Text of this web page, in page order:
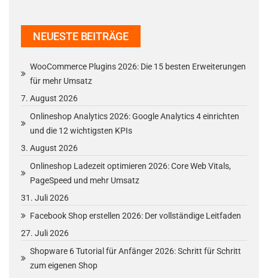
NEUESTE BEITRÄGE
WooCommerce Plugins 2026: Die 15 besten Erweiterungen
für mehr Umsatz
7. August 2026
Onlineshop Analytics 2026: Google Analytics 4 einrichten
und die 12 wichtigsten KPIs
3. August 2026
Onlineshop Ladezeit optimieren 2026: Core Web Vitals,
PageSpeed und mehr Umsatz
31. Juli 2026
Facebook Shop erstellen 2026: Der vollständige Leitfaden
27. Juli 2026
Shopware 6 Tutorial für Anfänger 2026: Schritt für Schritt
zum eigenen Shop